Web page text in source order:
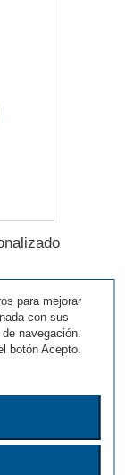
para mejorar
con sus
navegación.
botón Acepto.